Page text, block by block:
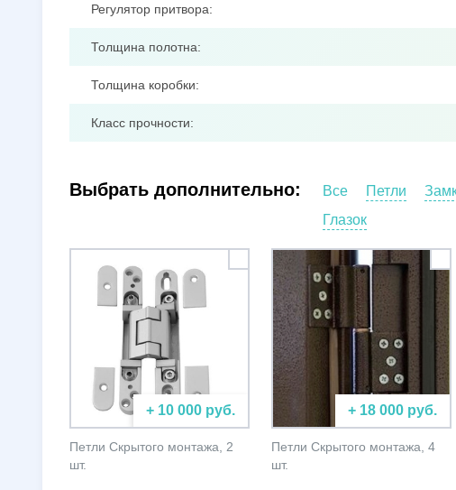
Регулятор притвора:
Толщина полотна:
Толщина коробки:
Класс прочности:
Выбрать дополнительно: Все Петли
Глазок
+ 10 000 руб.
Петли Скрытого монтажа, 2
шт.
+ 18 000 руб.
Петли Скрытого монтажа, 4
шт.